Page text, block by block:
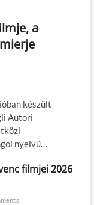
a
készült
Autori
nyelvű…
filmjei 2026